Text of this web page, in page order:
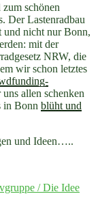
schönen
Der Lastenradbau
und nicht nur Bonn,
mit der
NRW, die
wir schon letztes
allen schenken
in Bonn blüht und
und Ideen…..
/ Die Idee